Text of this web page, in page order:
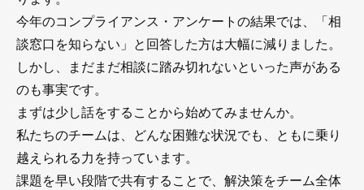
今年のコンプライアンス・アンケートの結果では、「相
談窓口を知らない」と回答した方は大幅に減りました。
しかし、まだまだ相談に踏み切れないといった声がある
のも事実です。
まずは少し話をすることから始めてみませんか。
私たちのチームは、どんな困難な状況でも、ともに乗り
越えられる力を持っています。
課題を早い段階で共有することで、解決策をチーム全体